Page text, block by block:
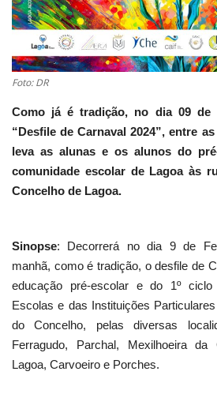
Foto: DR
Como já é tradição, no dia 09 de
“Desfile de Carnaval 2024”, entre
leva as alunas e os alunos do
comunidade escolar de Lagoa às
Concelho de Lagoa.
Sinopse: Decorrerá no dia 9 de
manhã, como é tradição, o desfile de
educação pré-escolar e do 1º
Escolas e das Instituições
do Concelho, pelas diversas
Ferragudo, Parchal, Mexilhoeira da
Lagoa, Carvoeiro e Porches.